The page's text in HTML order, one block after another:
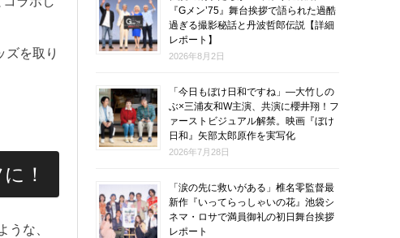
ズを取り
！
うな、
『Gメン’75』舞台挨拶で語られた過酷
過ぎる撮影秘話と丹波哲郎伝説【詳細
レポート】
2026年8月2日
「今日もぼけ日和ですね」―大竹しの
ぶ×三浦友和W主演、共演に櫻井翔！フ
ァーストビジュアル解禁。映画『ぼけ
日和』矢部太郎原作を実写化
2026年7月28日
「涙の先に救いがある」椎名零監督最
新作『いってらっしゃいの花』池袋シ
ネマ・ロサで満員御礼の初日舞台挨拶
レポート